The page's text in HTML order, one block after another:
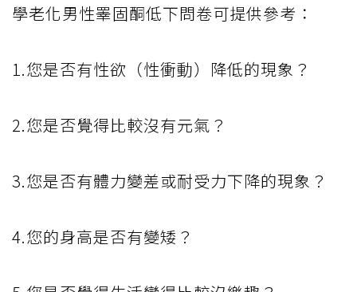
學老化男性睪固酮低下問卷可提供參考：
1.您是否有性欲（性衝動）降低的現象？
2.您是否覺得比較沒有元氣？
3.您是否有體力變差或耐受力下降的現象？
4.您的身高是否有變矮？